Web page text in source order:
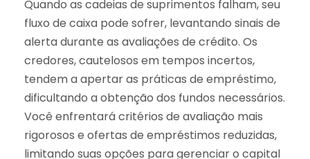
Quando as cadeias de suprimentos falham, seu
fluxo de caixa pode sofrer, levantando sinais de
alerta durante as avaliações de crédito. Os
credores, cautelosos em tempos incertos,
tendem a apertar as práticas de empréstimo,
dificultando a obtenção dos fundos necessários.
Você enfrentará critérios de avaliação mais
rigorosos e ofertas de empréstimos reduzidas,
limitando suas opções para gerenciar o capital